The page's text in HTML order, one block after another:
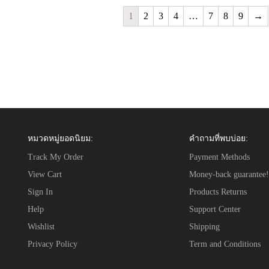
1 2 3 4 … 7 8 9 →
หมวดหมู่ยอดนิยม:
Track My Order
View Cart
Sign In
Help
Wishlist
Privacy Policy
คำถามที่พบบ่อย:
Payment Methods
Money-back guarantee!
Products Returns
Support Center
Shipping
Term and Conditions